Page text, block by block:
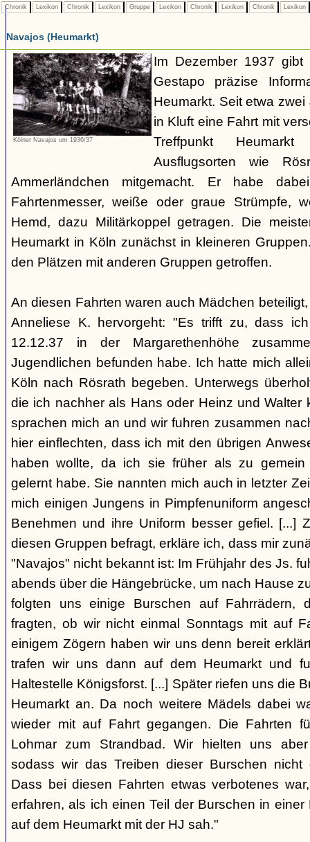
Chronik Lexikon Chronik Lexikon Gruppe Lexikon Chronik Lexikon Chronik Lexikon
Navajos (Heumarkt)
Kölner Navajos um 1936/37
Im Dezember 1937
Gestapo präzise
Heumarkt. Seit etwa
in Kluft eine Fahrt mit
Treffpunkt
Ausflugsorten wie
Ammerländchen mitgemacht. Er habe
Fahrtenmesser, weiße oder graue Strümpfe,
Hemd, dazu Militärkoppel getragen. Die
Heumarkt in Köln zunächst in kleineren
den Plätzen mit anderen Gruppen getroffen.
An diesen Fahrten waren auch Mädchen
Anneliese K. hervorgeht: "Es trifft zu, dass
12.12.37 in der Margarethenhöhe
Jugendlichen befunden habe. Ich hatte mich
Köln nach Rösrath begeben. Unterwegs
die ich nachher als Hans oder Heinz und Walter
sprachen mich an und wir fuhren zusammen
hier einflechten, dass ich mit den übrigen
haben wollte, da ich sie früher als zu gemein
gelernt habe. Sie nannten mich auch in letzter
mich einigen Jungens in Pimpfenuniform
Benehmen und ihre Uniform besser gefiel. [...]
diesen Gruppen befragt, erkläre ich, dass mir
"Navajos" nicht bekannt ist: Im Frühjahr des Js.
abends über die Hängebrücke, um nach Hause
folgten uns einige Burschen auf Fahrrädern,
fragten, ob wir nicht einmal Sonntags mit auf
einigem Zögern haben wir uns denn bereit
trafen wir uns dann auf dem Heumarkt und
Haltestelle Königsforst. [...] Später riefen uns die
Heumarkt an. Da noch weitere Mädels dabei
wieder mit auf Fahrt gegangen. Die Fahrten
Lohmar zum Strandbad. Wir hielten uns
sodass wir das Treiben dieser Burschen nicht
Dass bei diesen Fahrten etwas verbotenes
erfahren, als ich einen Teil der Burschen in
auf dem Heumarkt mit der HJ sah."